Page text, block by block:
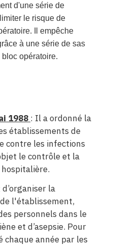
d'une série de
le risque de
Il empêche
à une série de sas
opératoire.
1988 : Il a ordonné la
établissements de
contre les infections
le contrôle et la
la
l'établissement,
personnels dans le
et d’asepsie. Pour
année par les